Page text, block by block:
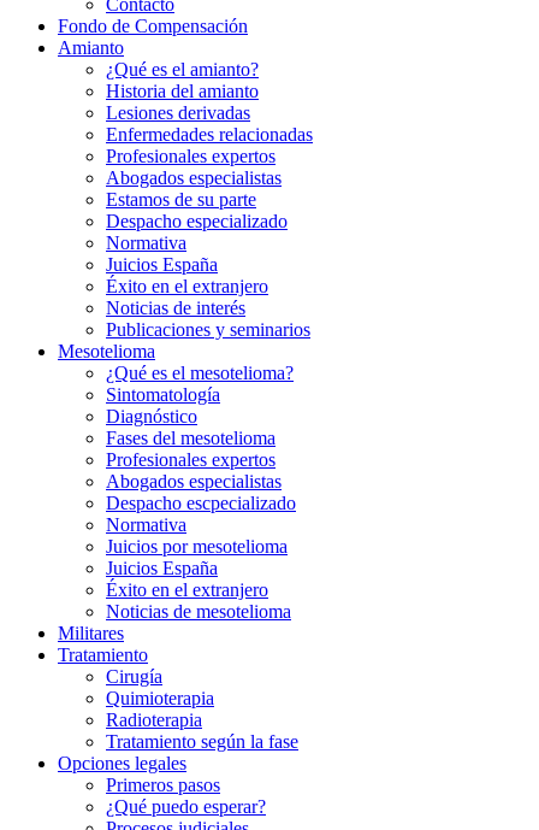
Contacto
Fondo de Compensación
Amianto
¿Qué es el amianto?
Historia del amianto
Lesiones derivadas
Enfermedades relacionadas
Profesionales expertos
Abogados especialistas
Estamos de su parte
Despacho especializado
Normativa
Juicios España
Éxito en el extranjero
Noticias de interés
Publicaciones y seminarios
Mesotelioma
¿Qué es el mesotelioma?
Sintomatología
Diagnóstico
Fases del mesotelioma
Profesionales expertos
Abogados especialistas
Despacho escpecializado
Normativa
Juicios por mesotelioma
Juicios España
Éxito en el extranjero
Noticias de mesotelioma
Militares
Tratamiento
Cirugía
Quimioterapia
Radioterapia
Tratamiento según la fase
Opciones legales
Primeros pasos
¿Qué puedo esperar?